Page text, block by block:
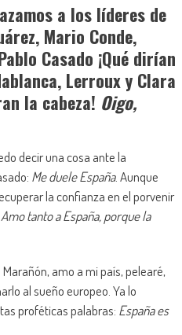
a los líderes de
Mario Conde,
Casado ¡Qué dirían
Lerroux y Clara
la cabeza! Oigo,
decir una cosa ante la
Me duele España. Aunque
la confianza en el porvenir
Amo tanto a España, porque la
amo a mi país, pelearé,
al sueño europeo. Ya lo
proféticas palabras: España es